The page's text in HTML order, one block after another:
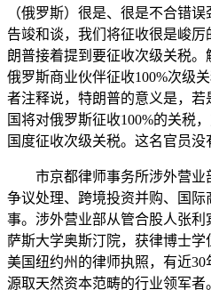
（俄罗斯）很是、很是不合错
告竣和谈，我们将征收很是峻厉
朗普接着提到要征收次级关税
俄罗斯商业伙伴征收100%次级
者注释说，特朗普的意义是，
国将对俄罗斯征收100%的关税
国度征收次级关税。这名官员没
市京都律师事务所涉外营业
争议处理、跨境投资并购、国
事。涉外营业部从管合股人张利
萨斯大学奥斯汀院，获律博士学
美国纽约州的律师执照，有近
源取天然资本范畴的行业领军